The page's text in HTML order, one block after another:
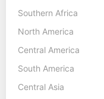
Southern Africa
North America
Central America
South America
Central Asia